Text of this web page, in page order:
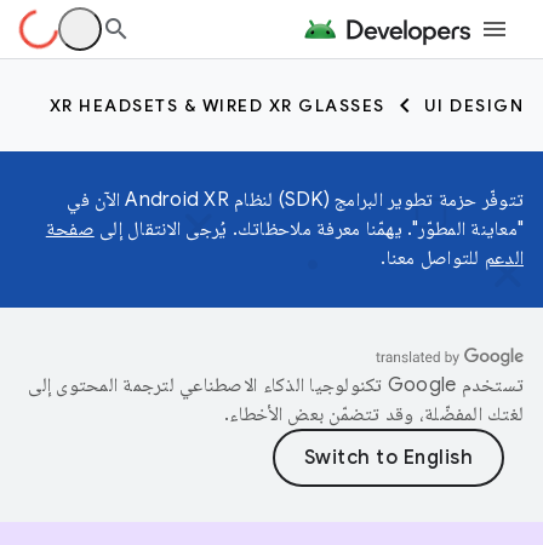
UI DESIGN
XR HEADSETS & WIRED XR GLASSES
تتوفّر حزمة تطوير البرامج (SDK) لنظام Android XR الآن في
"معاينة المطوّر". يهمّنا معرفة ملاحظاتك. يُرجى الانتقال إلى صفحة
الدعم للتواصل معنا.
تستخدم Google تكنولوجيا الذكاء الاصطناعي لترجمة المحتوى إلى
لغتك المفضّلة، وقد تتضمّن بعض الأخطاء.